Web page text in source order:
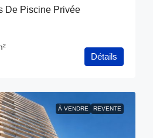
De Piscine Privée
Détails
À VENDRE REVENTE